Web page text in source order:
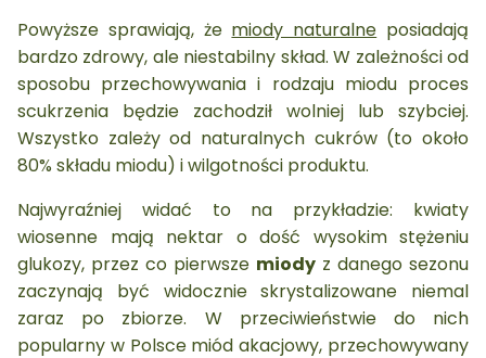
Powyższe sprawiają, że miody naturalne posiadają
bardzo zdrowy, ale niestabilny skład. W zależności od
sposobu przechowywania i rodzaju miodu proces
scukrzenia będzie zachodził wolniej lub szybciej.
Wszystko zależy od naturalnych cukrów (to około
80% składu miodu) i wilgotności produktu.
Najwyraźniej widać to na przykładzie: kwiaty
wiosenne mają nektar o dość wysokim stężeniu
glukozy, przez co pierwsze miody z danego sezonu
zaczynają być widocznie skrystalizowane niemal
zaraz po zbiorze. W przeciwieństwie do nich
popularny w Polsce miód akacjowy, przechowywany